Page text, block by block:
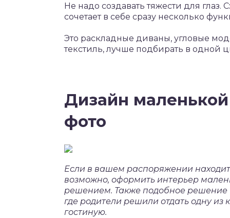
Не надо создавать тяжести для глаз.
сочетает в себе сразу несколько
Это раскладные диваны, угловые
текстиль, лучше подбирать в одной
Дизайн
фото
Если в вашем распоряжении
возможно, оформить интерьер
решением. Также подобное решение
где родители решили отдать одну из
гостиную.